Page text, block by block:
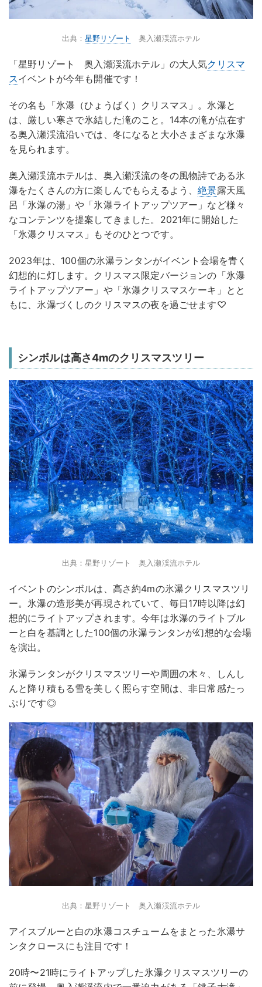
出典：星野リゾート 奥入瀬渓流ホテル
「星野リゾート 奥入瀬渓流ホテル」の大人気クリスマ
スイベントが今年も開催です！
その名も「氷瀑（ひょうばく）クリスマス」。氷瀑と
は、厳しい寒さで氷結した滝のこと。14本の滝が点在す
る奥入瀬渓流沿いでは、冬になると大小さまざまな氷瀑
を見られます。
奥入瀬渓流ホテルは、奥入瀬渓流の冬の風物詩である氷
瀑をたくさんの方に楽しんでもらえるよう、絶景露天風
呂「氷瀑の湯」や「氷瀑ライトアップツアー」など様々
なコンテンツを提案してきました。2021年に開始した
「氷瀑クリスマス」もそのひとつです。
2023年は、100個の氷瀑ランタンがイベント会場を青く
幻想的に灯します。クリスマス限定バージョンの「氷瀑
ライトアップツアー」や「氷瀑クリスマスケーキ」とと
もに、氷瀑づくしのクリスマスの夜を過ごせます♡
シンボルは高さ4mのクリスマスツリー
出典：星野リゾート 奥入瀬渓流ホテル
イベントのシンボルは、高さ約4mの氷瀑クリスマスツリ
ー。氷瀑の造形美が再現されていて、毎日17時以降は幻
想的にライトアップされます。今年は氷瀑のライトブル
ーと白を基調とした100個の氷瀑ランタンが幻想的な会場
を演出。
氷瀑ランタンがクリスマスツリーや周囲の木々、しんし
んと降り積もる雪を美しく照らす空間は、非日常感たっ
ぷりです◎
出典：星野リゾート 奥入瀬渓流ホテル
アイスブルーと白の氷瀑コスチュームをまとった氷瀑サ
ンタクロースにも注目です！
20時〜21時にライトアップした氷瀑クリスマスツリーの